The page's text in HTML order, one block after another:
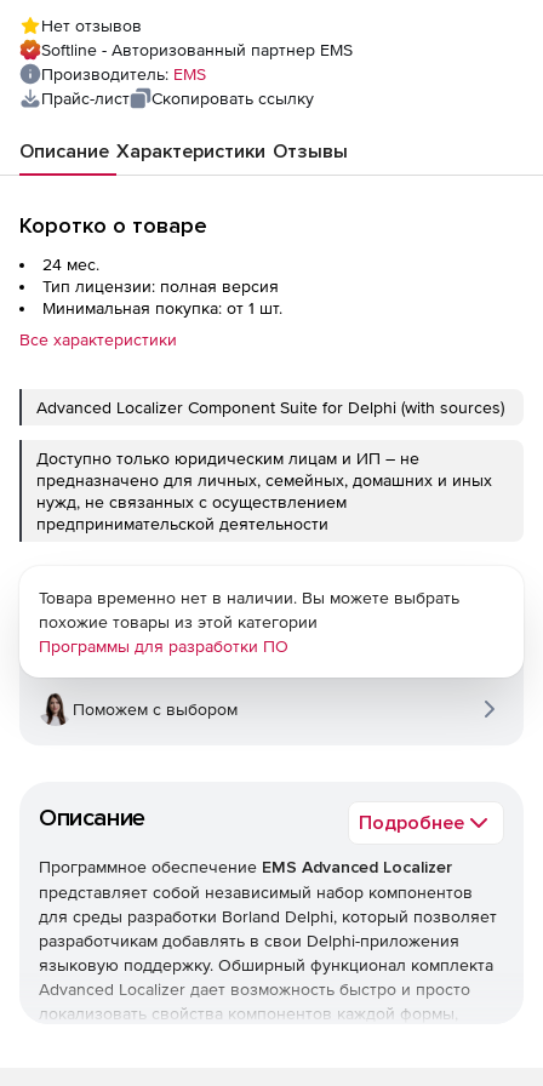
Нет отзывов
Softline - Авторизованный партнер EMS
Производитель: EMS
Прайс-лист
Скопировать ссылку
Описание Характеристики Отзывы
Коротко о товаре
24 мес.
Тип лицензии: полная версия
Минимальная покупка: от 1 шт.
Все характеристики
Advanced Localizer Component Suite for Delphi (with sources)
Доступно только юридическим лицам и ИП – не
предназначено для личных, семейных, домашних и иных
нужд, не связанных с осуществлением
предпринимательской деятельности
Описание Подробнее
Программное обеспечение EMS Advanced Localizer
представляет собой независимый набор компонентов
для среды разработки Borland Delphi, который позволяет
разработчикам добавлять в свои Delphi-приложения
языковую поддержку. Обширный функционал комплекта
Advanced Localizer дает возможность быстро и просто
локализовать свойства компонентов каждой формы,
Товара временно нет в наличии. Вы можете выбрать
похожие товары из этой категории
Программы для разработки ПО
Поможем с выбором